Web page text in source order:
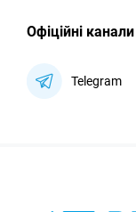
Офіційні канали
Telegram